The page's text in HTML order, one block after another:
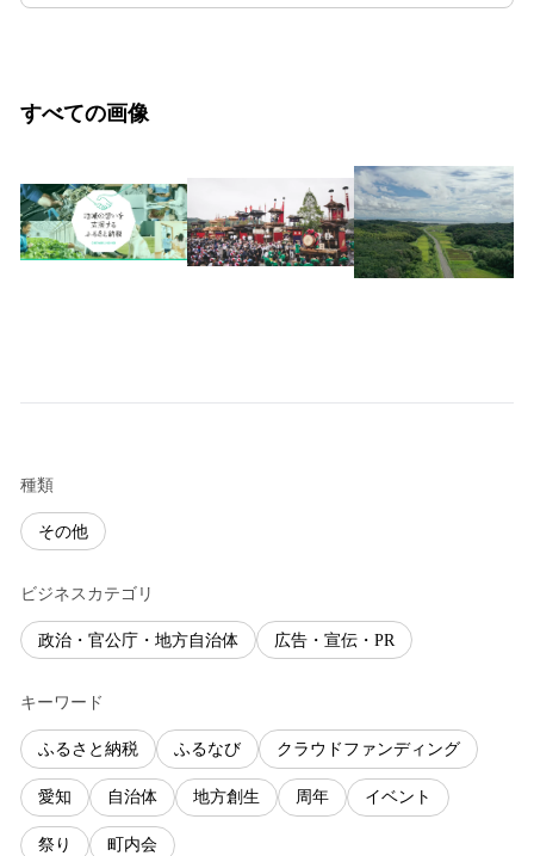
すべての画像
種類
その他
ビジネスカテゴリ
政治・官公庁・地方自治体 広告・宣伝・PR
キーワード
ふるさと納税 ふるなび クラウドファンディング
愛知 自治体 地方創生 周年 イベント
祭り 町内会